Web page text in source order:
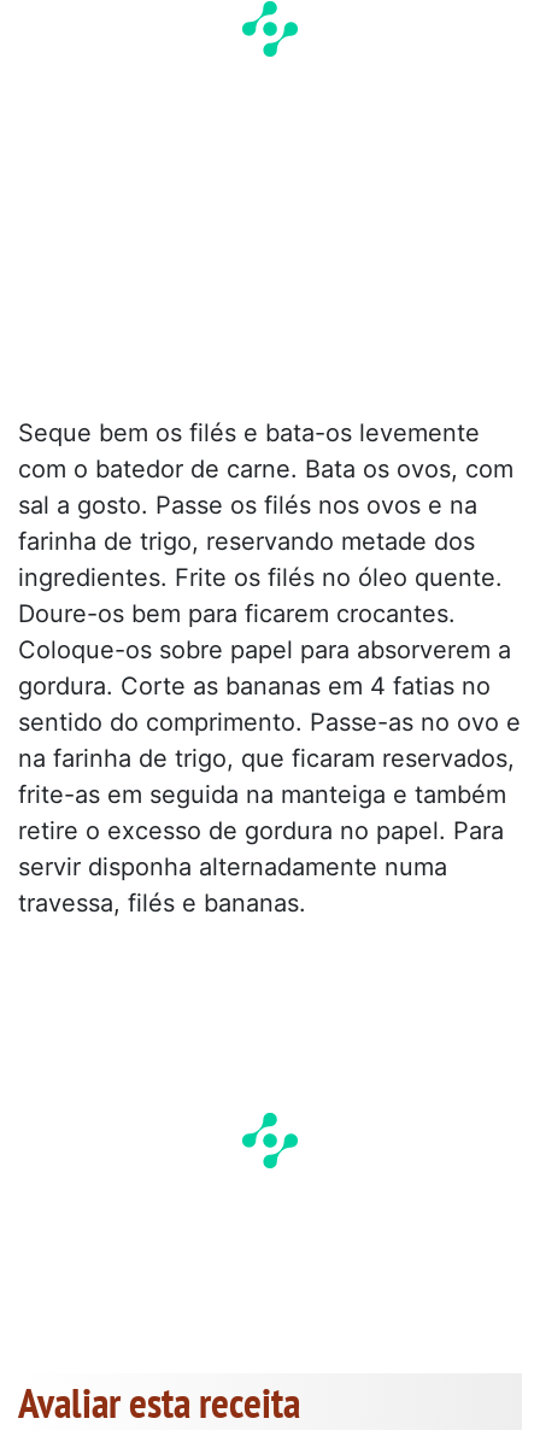
Seque bem os filés e bata-os levemente
com o batedor de carne. Bata os ovos, com
sal a gosto. Passe os filés nos ovos e na
farinha de trigo, reservando metade dos
ingredientes. Frite os filés no óleo quente.
Doure-os bem para ficarem crocantes.
Coloque-os sobre papel para absorverem a
gordura. Corte as bananas em 4 fatias no
sentido do comprimento. Passe-as no ovo e
na farinha de trigo, que ficaram reservados,
frite-as em seguida na manteiga e também
retire o excesso de gordura no papel. Para
servir disponha alternadamente numa
travessa, filés e bananas.
Avaliar esta receita